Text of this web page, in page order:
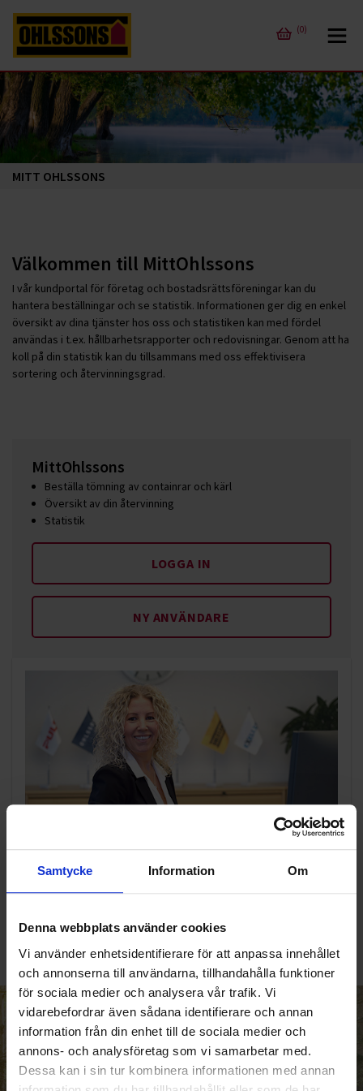
Samtycke Information Om
Denna webbplats använder cookies
Vi använder enhetsidentifierare för att anpassa innehållet
och annonserna till användarna, tillhandahålla funktioner
för sociala medier och analysera vår trafik. Vi
vidarebefordrar även sådana identifierare och annan
information från din enhet till de sociala medier och
annons- och analysföretag som vi samarbetar med.
Dessa kan i sin tur kombinera informationen med annan
(0)
MITT OHLSSONS
Välkommen till MittOhlssons
I vår kundportal för företag och bostadsrättsföreningar kan du
hantera beställningar och se statistik. Informationen ger dig en enkel
översikt av dina tjänster hos oss och statistiken kan med fördel
användas i t.ex. hållbarhetsrapporter och redovisningar. Genom att ha
koll på din statistik kan du tillsammans med oss effektivisera
sortering och återvinningsgrad.
MittOhlssons
Beställa tömning av containrar och kärl
Översikt av din återvinning
Statistik
LOGGA IN
NY ANVÄNDARE
KUNDTJÄNST
010-45 00 200​
HELT ENKELT HÅLLBART
Den gemensamma nämnaren i
Ohlssonsgruppen är vårt hållbara